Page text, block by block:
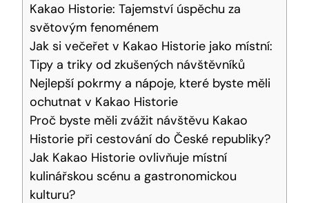
Kakao Historie: Tajemství úspěchu za
světovým fenoménem
Jak si večeřet ​v Kakao Historie jako místní:
‍Tipy a ‍triky ‌od zkušených návštěvníků
Nejlepší⁤ pokrmy a nápoje, které byste měli
ochutnat v Kakao ⁣Historie
Proč byste měli zvážit návštěvu Kakao
Historie při cestování do České republiky?
Jak Kakao Historie ​ovlivňuje místní
kulinářskou scénu ⁣a gastronomickou
kulturu?